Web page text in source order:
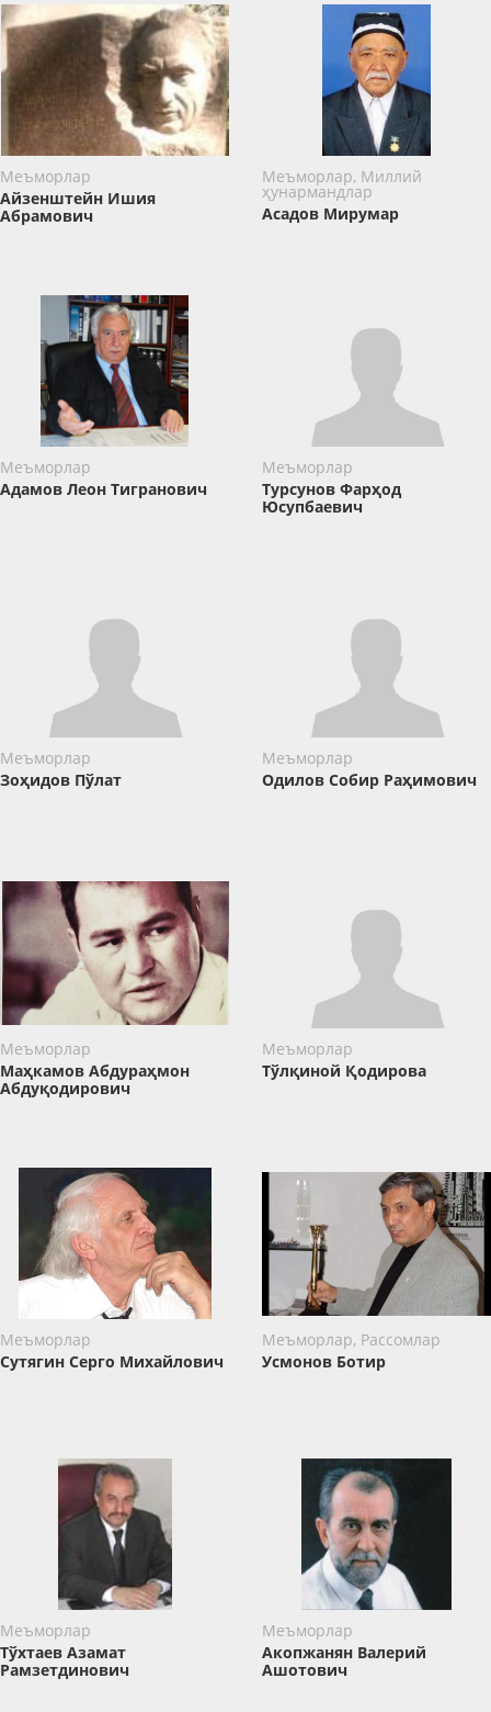
Меъморлар
Айзенштейн Ишия
Абрамович
Меъморлар, Миллий
ҳунармандлар
Асадов Мирумар
Меъморлар
Адамов Леон Тигранович
Меъморлар
Турсунов Фарҳод
Юсупбаевич
Меъморлар
Зоҳидов Пўлат
Меъморлар
Одилов Собир Раҳимович
Меъморлар
Маҳкамов Абдураҳмон
Абдуқодирович
Меъморлар
Тўлқиной Қодирова
Меъморлар
Сутягин Серго Михайлович
Меъморлар, Рассомлар
Усмонов Ботир
Меъморлар
Тўхтаев Азамат
Рамзетдинович
Меъморлар
Акопжанян Валерий
Ашотович